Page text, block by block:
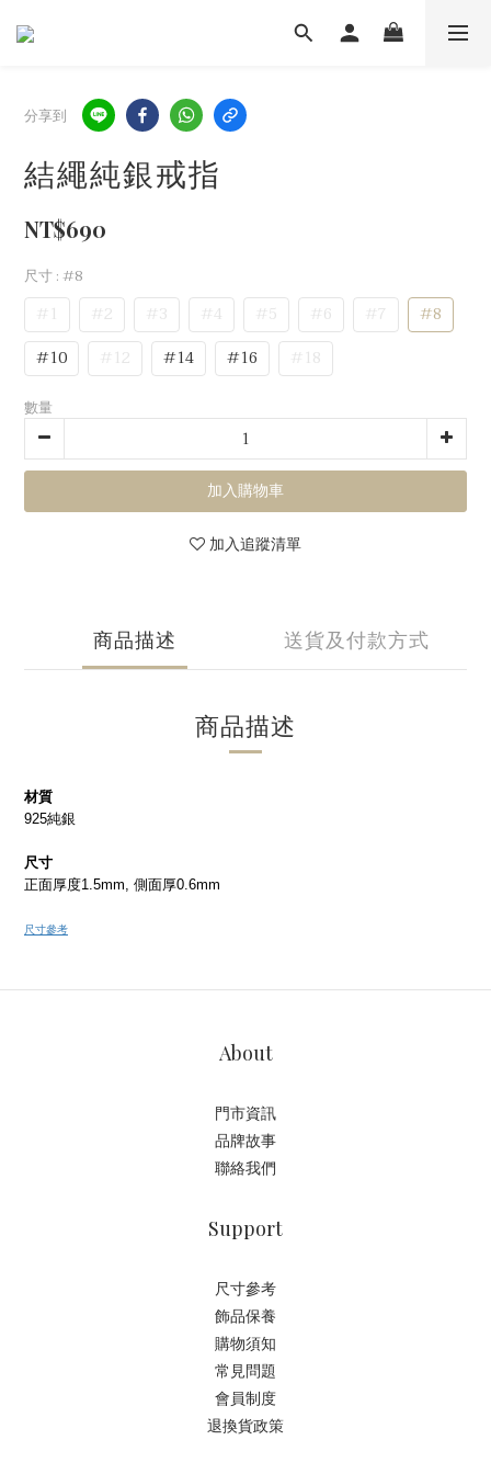
分享到
結繩純銀戒指
NT$690
尺寸: #8
#1 #2 #3 #4 #5 #6 #7
#8
#10
#12 #14 #16 #18
數量
加入購物車
加入追蹤清單
商品描述 送貨及付款方式
商品描述
材質
925純銀
尺寸
正面厚度1.5mm, 側面厚0.6mm
尺寸參考
About
門市資訊
品牌故事
聯絡我們
Support
尺寸參考
飾品保養
購物須知
常見問題
會員制度
退換貨政策